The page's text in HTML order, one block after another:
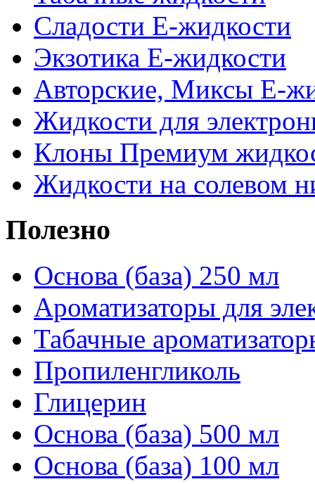
Сладости Е-жидкости
Экзотика Е-жидкости
Авторские, Миксы Е-
Жидкости для
Клоны Премиум
Жидкости на солевом
Полезно
Основа (база) 250 мл
Ароматизаторы для
Табачные
Пропиленгликоль
Глицерин
Основа (база) 500 мл
Основа (база) 100 мл